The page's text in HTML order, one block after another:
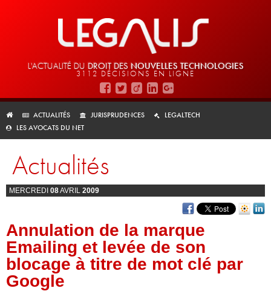
L'ACTUALITÉ DU DROIT DES NOUVELLES TECHNOLOGIES
3112 DÉCISIONS EN LIGNE
ACTUALITÉS JURISPRUDENCES
LEGALTECH
LES AVOCATS DU NET
Actualités
MERCREDI 08AVRIL 2009
Annulation de la marque
Emailing et levée de son
blocage à titre de mot clé par
Google